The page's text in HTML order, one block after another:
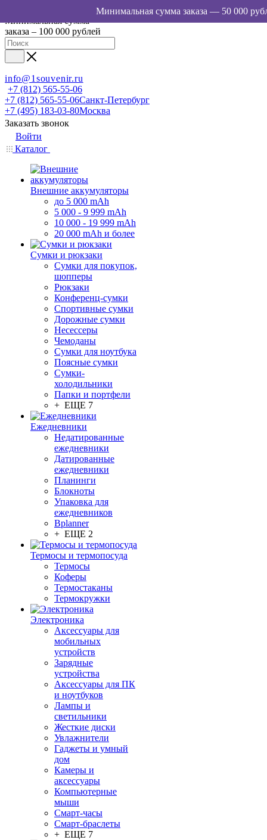
Минимальная сумма
заказа – 100 000 рублей
info@1souvenir.ru
+7 (812) 565-55-06
+7 (812) 565-55-06Санкт-Петербург
+7 (495) 183-03-80Москва
Заказать звонок
Войти
Каталог
Внешние аккумуляторы
до 5 000 mAh
5 000 - 9 999 mAh
10 000 - 19 999 mAh
20 000 mAh и более
Сумки и рюкзаки
Сумки для покупок,
шопперы
Рюкзаки
Конференц-сумки
Спортивные сумки
Дорожные сумки
Несессеры
Чемоданы
Сумки для ноутбука
Поясные сумки
Сумки-
холодильники
Папки и портфели
+ ЕЩЕ 7
Ежедневники
Недатированные
ежедневники
Датированные
ежедневники
Планинги
Блокноты
Упаковка для
ежедневников
Bplanner
+ ЕЩЕ 2
Термосы и термопосуда
Термосы
Коферы
Термостаканы
Термокружки
Электроника
Аксессуары для
мобильных
устройств
Зарядные
устройства
Аксессуары для ПК
и ноутбуков
Лампы и
светильники
Жесткие диски
Увлажнители
Гаджеты и умный
дом
Камеры и
аксессуары
Компьютерные
мыши
Смарт-часы
Смарт-браслеты
+ ЕЩЕ 7